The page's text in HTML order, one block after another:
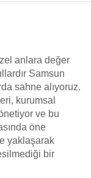
anlara değer
Samsun
sahne alıyoruz.
kurumsal
ve bu
öne
yaklaşarak
bir